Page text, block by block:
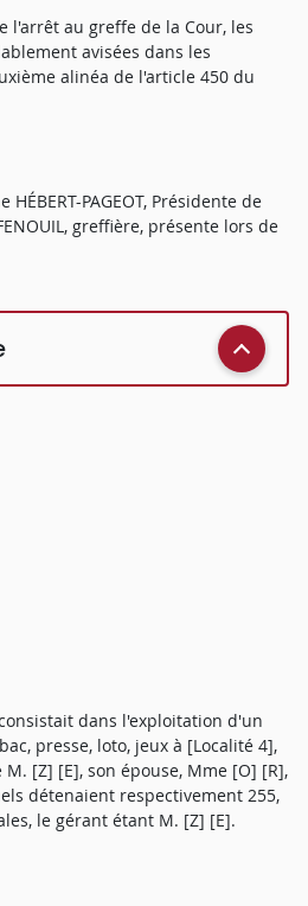
l'arrêt au greffe de la Cour, les
avisées dans les
alinéa de l'article 450 du
PAGEOT, Présidente de
greffière, présente lors de
dans l'exploitation d'un
presse, loto, jeux à [Localité 4],
[Z] [E], son épouse, Mme [O] [R],
détenaient respectivement 255,
le gérant étant M. [Z] [E].